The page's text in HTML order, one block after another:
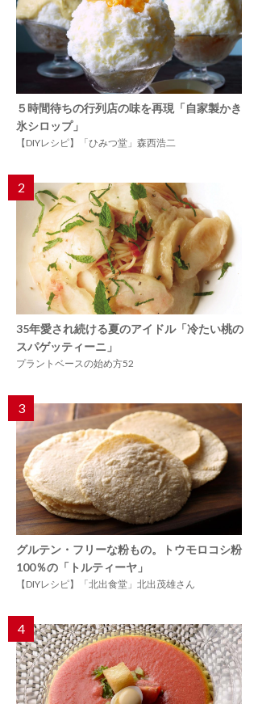
５時間待ちの行列店の味を再現「自家製かき
氷シロップ」
【DIYレシピ】「ひみつ堂」森西浩二
2
35年愛され続ける夏のアイドル「冷たい桃の
スパゲッティーニ」
プラントベースの始め方52
3
グルテン・フリーな粉もの。トウモロコシ粉
100％の「トルティーヤ」
【DIYレシピ】「北出食堂」北出茂雄さん
4